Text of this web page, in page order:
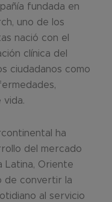
fundada en
uno de los
nació con el
clínica del
ciudadanos como
vida.
ha
del mercado
Latina, Oriente
de convertir la
al servicio